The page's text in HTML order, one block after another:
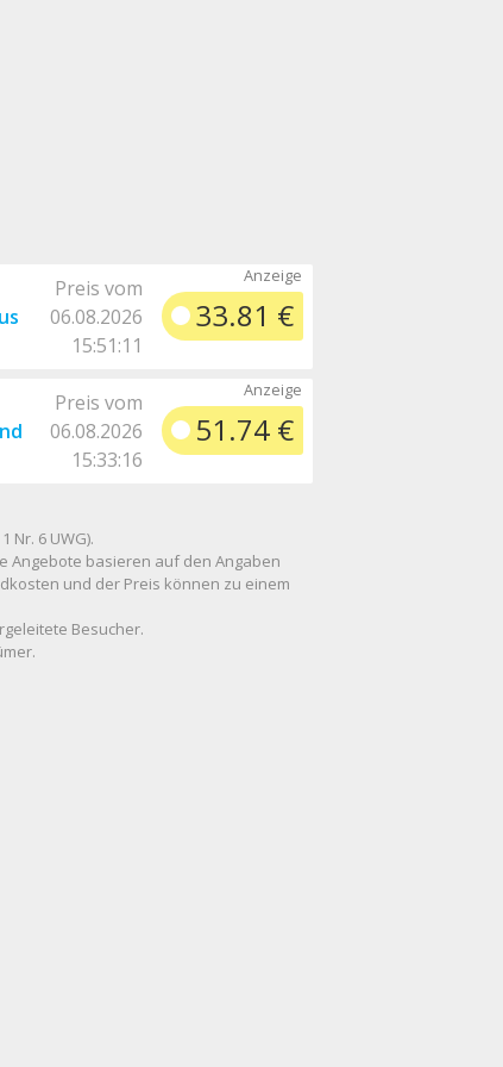
Preis vom
06.08.2026
15:51:11
33.81 €
Preis vom
06.08.2026
15:33:16
51.74 €
Nr. 6 UWG).
Angebote basieren auf den Angaben
und der Preis können zu einem
Besucher.